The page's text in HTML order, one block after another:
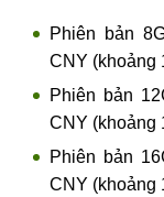
Phiên bản
CNY (khoảng
Phiên bản
CNY (khoảng
Phiên bản
CNY (khoảng